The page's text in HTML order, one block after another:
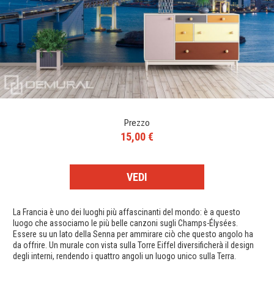
Prezzo
15,00 €
VEDI
La Francia è uno dei luoghi più affascinanti del mondo: è a questo
luogo che associamo le più belle canzoni sugli Champs-Élysées.
Essere su un lato della Senna per ammirare ciò che questo angolo ha
da offrire. Un murale con vista sulla Torre Eiffel diversificherà il design
degli interni, rendendo i quattro angoli un luogo unico sulla Terra.